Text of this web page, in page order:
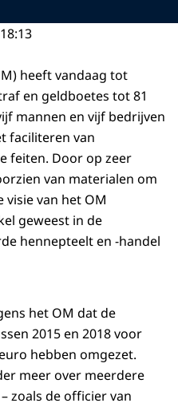
heeft vandaag tot
en geldboetes tot 81
mannen en vijf bedrijven
faciliteren van
feiten. Door op zeer
van materialen om
visie van het OM
geweest in de
hennepteelt en -handel
het OM dat de
2015 en 2018 voor
hebben omgezet.
meer over meerdere
zoals de officier van